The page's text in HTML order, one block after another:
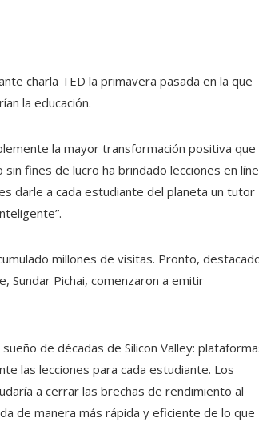
charla TED la primavera pasada en la que
la educación.
la mayor transformación positiva que
fines de lucro ha brindado lecciones en
darle a cada estudiante del planeta un tutor
millones de visitas. Pronto,
Sundar Pichai, comenzaron a emitir
de décadas de Silicon Valley:
las lecciones para cada estudiante. Los
a cerrar las brechas de rendimiento al
de manera más rápida y eficiente de lo que